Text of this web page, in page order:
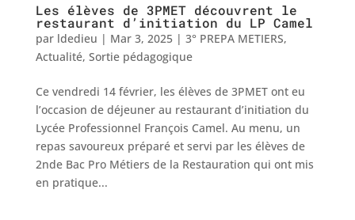
Les élèves de 3PMET découvrent le
restaurant d’initiation du LP Camel
par ldedieu | Mar 3, 2025| 3° PREPA METIERS,
Actualité, Sortie pédagogique
Ce vendredi 14 février, les élèves de 3PMET ont eu
l’occasion de déjeuner au restaurant d’initiation du
Lycée Professionnel François Camel. Au menu, un
repas savoureux préparé et servi par les élèves de
2nde Bac Pro Métiers de la Restauration qui ont mis
en pratique...